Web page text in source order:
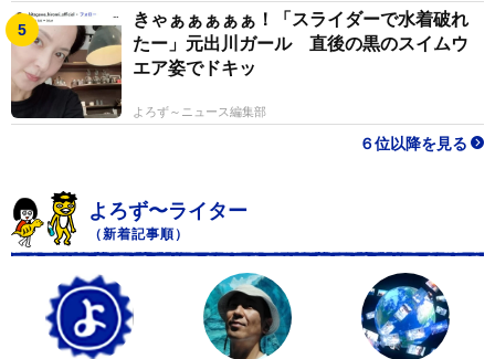
きゃぁぁぁぁぁ！「スライダーで水着破れ
たー」元出川ガール 直後の黒のスイムウ
エア姿でドキッ
よろず～ニュース編集部
６位以降を見る
よろず〜ライター
（新着記事順）